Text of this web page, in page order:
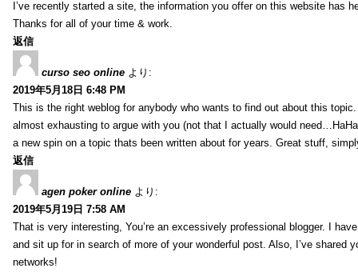
I’ve recently started a site, the information you offer on this website has
Thanks for all of your time & work.
返信
curso seo online より:
2019年5月18日 6:48 PM
This is the right weblog for anybody who wants to find out about this
almost exhausting to argue with you (not that I actually would
a new spin on a topic thats been written about for years. Great stuff,
返信
agen poker online より:
2019年5月19日 7:58 AM
That is very interesting, You’re an excessively professional blogger. I
and sit up for in search of more of your wonderful post. Also, I’ve shared
networks!